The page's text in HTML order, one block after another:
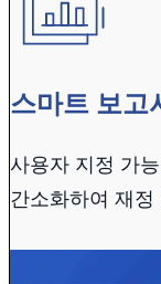
스마트 보고
사용자 지정 가
간소화하여 재